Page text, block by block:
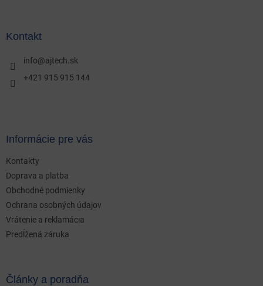
Kontakt
info@ajtech.sk
+421 915 915 144
Informácie pre vás
Kontakty
Doprava a platba
Obchodné podmienky
Ochrana osobných údajov
Vrátenie a reklamácia
Predĺžená záruka
Články a poradňa